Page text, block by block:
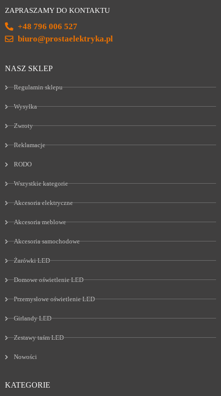
ZAPRASZAMY DO KONTAKTU
+48 796 006 527
biuro@prostaelektryka.pl
NASZ SKLEP
Regulamin sklepu
Wysyłka
Zwroty
Reklamacje
RODO
Wszystkie kategorie
Akcesoria elektryczne
Akcesoria meblowe
Akcesoria samochodowe
Żarówki LED
Domowe oświetlenie LED
Przemysłowe oświetlenie LED
Girlandy LED
Zestawy taśm LED
Nowości
KATEGORIE